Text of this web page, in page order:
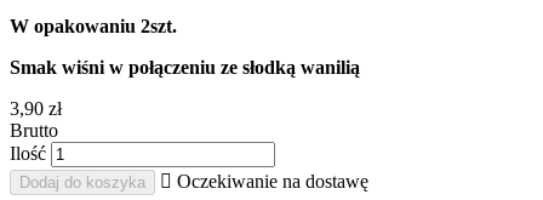
W opakowaniu 2szt.
Smak wiśni w połączeniu ze słodką wanilią
3,90 zł
Brutto
Ilość
Dodaj do koszyka  Oczekiwanie na dostawę